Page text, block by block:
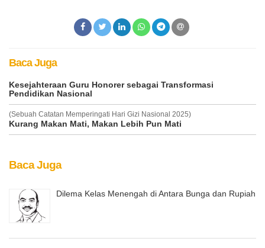
Baca Juga
Kesejahteraan Guru Honorer sebagai Transformasi
Pendidikan Nasional
(Sebuah Catatan Memperingati Hari Gizi Nasional 2025)
Kurang Makan Mati, Makan Lebih Pun Mati
Baca Juga
Dilema Kelas Menengah di Antara Bunga dan Rupiah